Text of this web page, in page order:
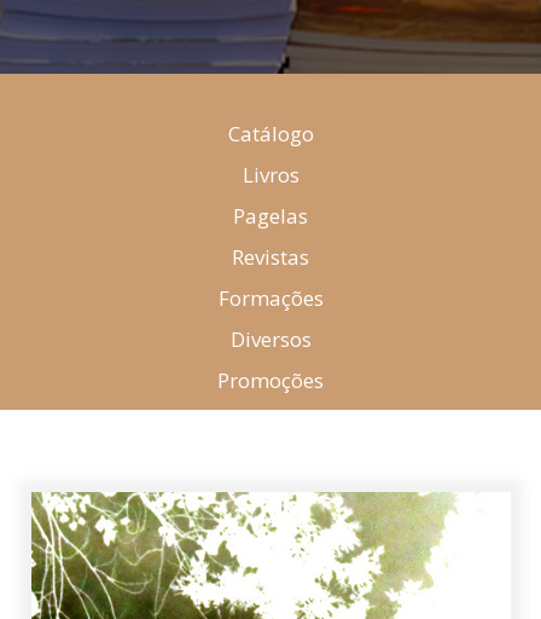
Catálogo
Livros
Pagelas
Revistas
Formações
Diversos
Promoções